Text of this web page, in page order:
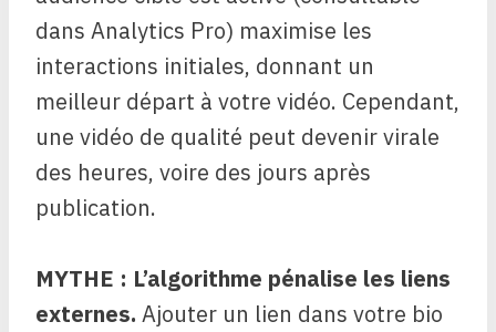
dans Analytics Pro) maximise les
interactions initiales, donnant un
meilleur départ à votre vidéo. Cependant,
une vidéo de qualité peut devenir virale
des heures, voire des jours après
publication.
MYTHE : L’algorithme pénalise les liens
externes. Ajouter un lien dans votre bio